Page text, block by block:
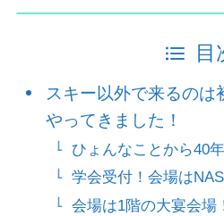
目
スキー以外で来るのは
やってきました！
ひょんなことから40
学会受付！会場は
会場は1階の大宴会場